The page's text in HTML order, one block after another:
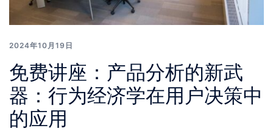
2024年10月19日
免费讲座：产品分析的新武
器：行为经济学在用户决策中
的应用